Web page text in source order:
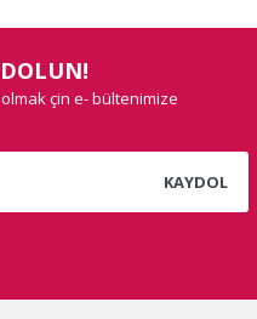
çin e- bültenimize
KAYDOL